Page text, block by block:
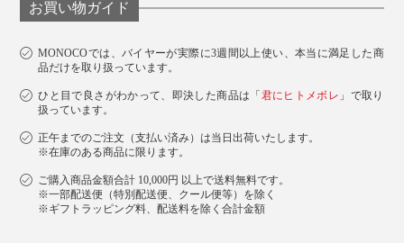
お買い物ガイド
MONOCOでは、バイヤーが実際に3週間以上使い、本当に満足した商
品だけを取り扱っています。
ひと目で良さがわかって、即決した商品は「 君にヒトメボレ 」で取り
扱っています。
正午までのご注文（支払い済み）は当日出荷いたします。
※在庫のある商品に限ります。
ご購入商品金額合計 10,000円 以上で送料無料です。
※一部配送便（特別配送便、クール便等）を除く
※ギフトラッピング料、配送料を除く合計金額